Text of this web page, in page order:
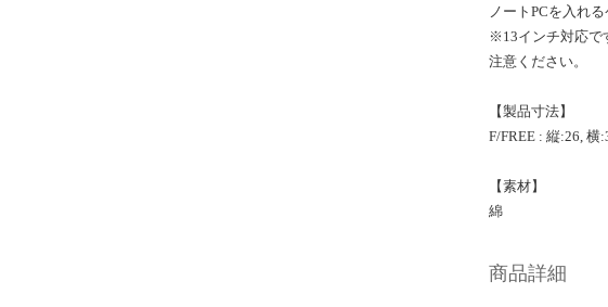
ノートPCを入れ
※13インチ対応で
注意ください。
【製品寸法】
F/FREE : 縦:26, 横
【素材】
綿
商品詳細